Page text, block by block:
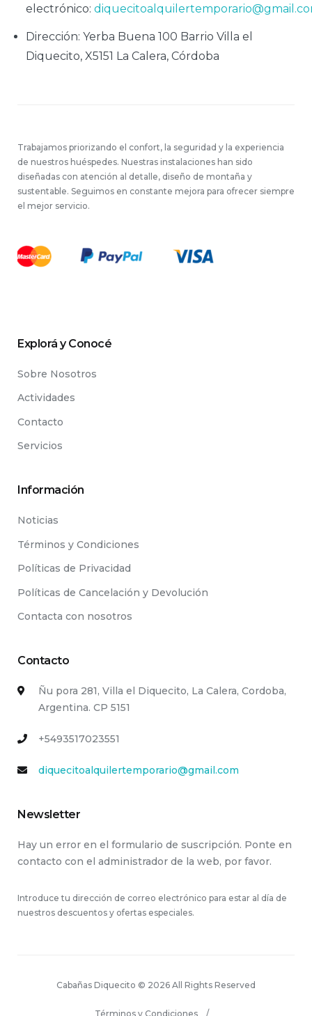
electrónico:
Dirección: Yerba Buena 100 Barrio Villa el
Diquecito, X5151 La Calera, Córdoba
Trabajamos priorizando el confort, la seguridad y la experiencia
de nuestros huéspedes. Nuestras instalaciones han sido
diseñadas con atención al detalle, diseño de montaña y
sustentable. Seguimos en constante mejora para ofrecer siempre
el mejor servicio.
Explorá y Conocé
Sobre Nosotros
Actividades
Contacto
Servicios
Información
Noticias
Términos y Condiciones
Políticas de Privacidad
Políticas de Cancelación y Devolución
Contacta con nosotros
Contacto
Ñu pora 281, Villa el Diquecito, La Calera, Cordoba,
Argentina. CP 5151
+5493517023551
diquecitoalquilertemporario@gmail.com
Newsletter
Hay un error en el formulario de suscripción. Ponte en
contacto con el administrador de la web, por favor.
Introduce tu dirección de correo electrónico para estar al día de
nuestros descuentos y ofertas especiales.
Cabañas Diquecito © 2026 All Rights Reserved
Términos y Condiciones